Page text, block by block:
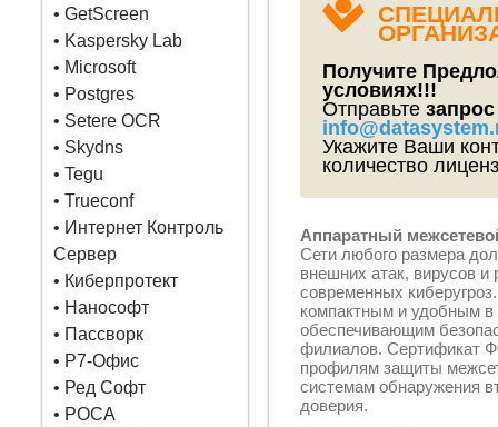
• GetScreen
• Kaspersky Lab
• Microsoft
• Postgres
• Setere OCR
• Skydns
• Tegu
• Trueconf
• Интернет Контроль
Сервер
• Киберпротект
• Нанософт
• Пассворк
• Р7-Офис
• Ред Софт
• РОСА
Получите
условиях!!!
Отправьте
Укажите Ваши
количество
Аппаратный
Сети любого размера
внешних атак, вирусов и
современных
компактным и удобным в
обеспечивающим
филиалов. Сертификат
профилям защиты
системам обнаружения
доверия.